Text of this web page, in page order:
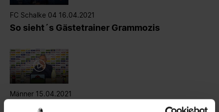
FC Schalke 04 16.04.2021
So sieht´s Gästetrainer Grammozis
Männer 15.04.2021
Pressekonferenz vor Schalke - XXL